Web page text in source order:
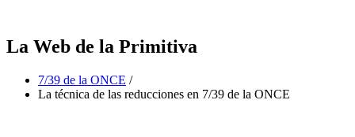
La Web de la Primitiva
7/39 de la ONCE /
La técnica de las reducciones en 7/39 de la ONCE